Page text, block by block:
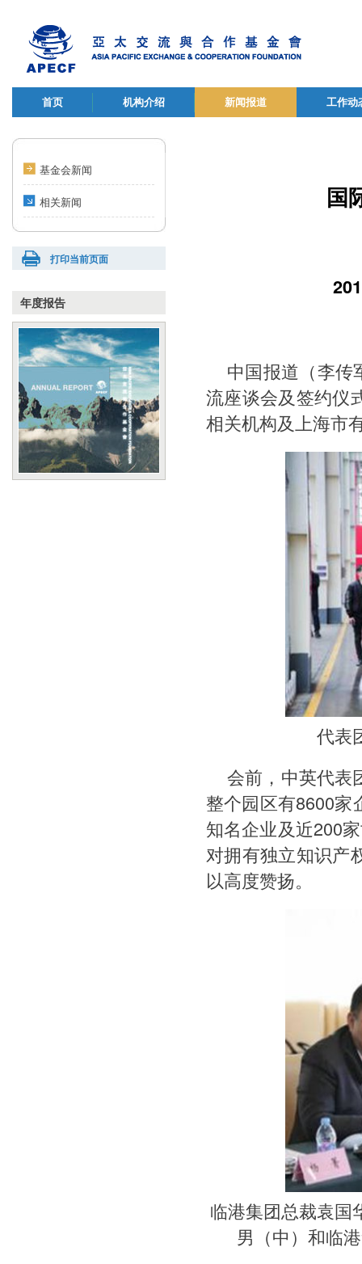
首页 机构介绍 新闻报道 工作动
基金会新闻
相关新闻
打印当前页面
年度报告
国
中国报道（李传
流座谈会及签约仪
相关机构及上海市
代表
会前，中英代表
整个园区有8600家
知名企业及近200
对拥有独立知识产
以高度赞扬。
临港集团总裁袁国
男（中）和临